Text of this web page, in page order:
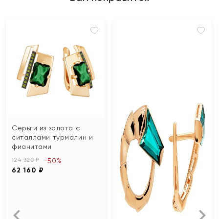
Серьги из золота с
ситаллами турмалин и
фианитами
124 320 ₽
62 160 ₽
-50%